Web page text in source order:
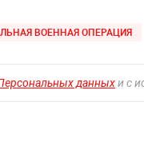
ВОЕННАЯ ОПЕРАЦИЯ
данныхи с